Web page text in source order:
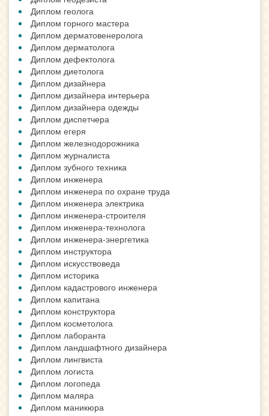
Диплом геолога
Диплом горного мастера
Диплом дерматовенеролога
Диплом дерматолога
Диплом дефектолога
Диплом диетолога
Диплом дизайнера
Диплом дизайнера интерьера
Диплом дизайнера одежды
Диплом диспетчера
Диплом егеря
Диплом железнодорожника
Диплом журналиста
Диплом зубного техника
Диплом инженера
Диплом инженера по охране труда
Диплом инженера электрика
Диплом инженера-строителя
Диплом инженера-технолога
Диплом инженера-энергетика
Диплом инструктора
Диплом искусствоведа
Диплом историка
Диплом кадастрового инженера
Диплом капитана
Диплом конструктора
Диплом косметолога
Диплом лаборанта
Диплом ландшафтного дизайнера
Диплом лингвиста
Диплом логиста
Диплом логопеда
Диплом маляра
Диплом маникюра